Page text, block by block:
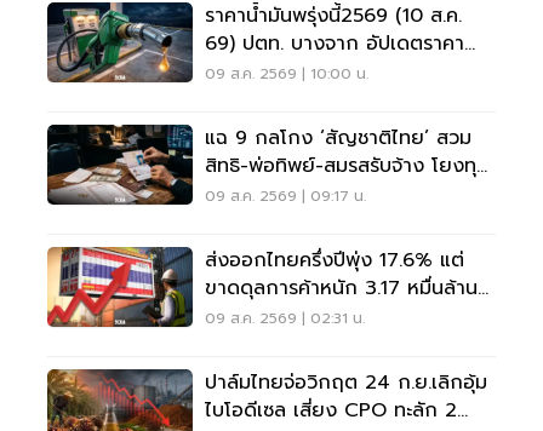
ราคาน้ำมันพรุ่งนี้2569 (10 ส.ค.
69) ปตท. บางจาก อัปเดตราคา
ล่าสุด
09 ส.ค. 2569 | 10:00 น.
แฉ 9 กลโกง ‘สัญชาติไทย’ สวม
สิทธิ-พ่อทิพย์-สมรสรับจ้าง โยงทุน
สีเทา
09 ส.ค. 2569 | 09:17 น.
ส่งออกไทยครึ่งปีพุ่ง 17.6% แต่
ขาดดุลการค้าหนัก 3.17 หมื่นล้าน
ดอลลาร์
09 ส.ค. 2569 | 02:31 น.
ปาล์มไทยจ่อวิกฤต 24 ก.ย.เลิกอุ้ม
ไบโอดีเซล เสี่ยง CPO ทะลัก 2